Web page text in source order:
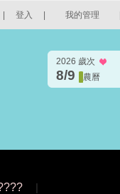
登入 我的管理
2026 歲次
8/9 農曆
|